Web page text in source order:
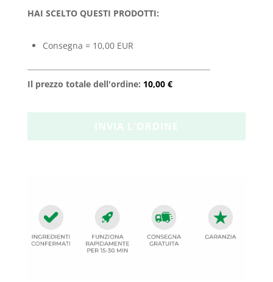
HAI SCELTO QUESTI PRODOTTI:
Consegna = 10,00 EUR
Il prezzo totale dell'ordine: 10,00 €